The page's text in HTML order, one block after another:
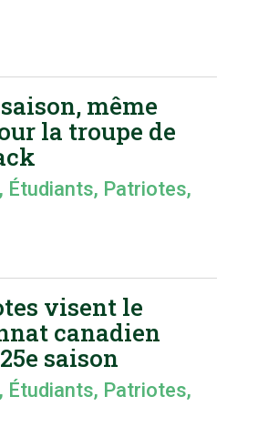
même
la troupe de
, Étudiants, Patriotes,
visent le
canadien
saison
, Étudiants, Patriotes,